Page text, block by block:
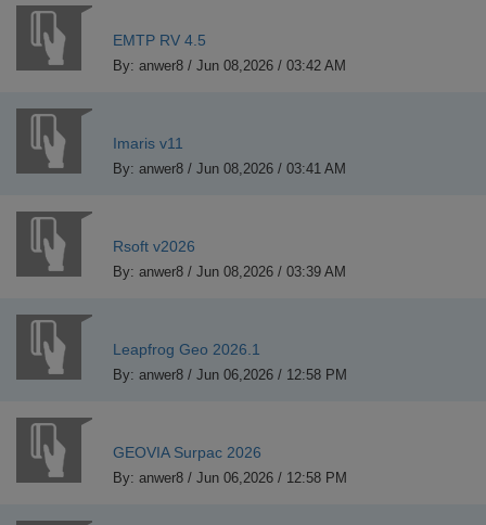
EMTP RV 4.5
By: anwer8 / Jun 08,2026 / 03:42 AM
Imaris v11
By: anwer8 / Jun 08,2026 / 03:41 AM
Rsoft v2026
By: anwer8 / Jun 08,2026 / 03:39 AM
Leapfrog Geo 2026.1
By: anwer8 / Jun 06,2026 / 12:58 PM
GEOVIA Surpac 2026
By: anwer8 / Jun 06,2026 / 12:58 PM